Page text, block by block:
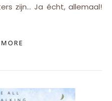
zijn… Ja écht, allemaal!